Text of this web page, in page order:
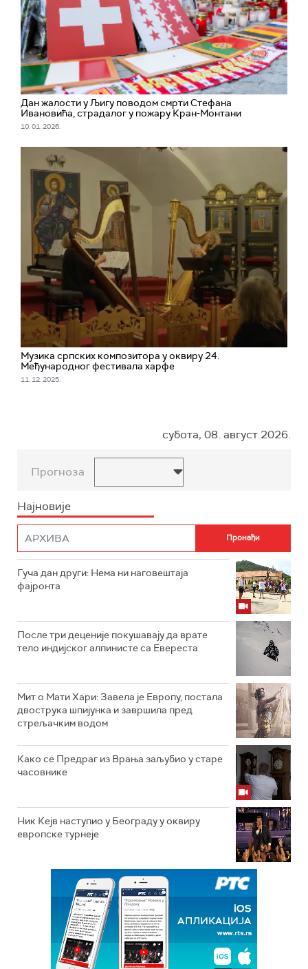
Дан жалости у Љигу поводом смрти Стефана
Ивановића, страдалог у пожару Кран-Монтани
10. 01. 2026.
Музика српских композитора у оквиру 24.
Међународног фестивала харфе
11. 12. 2025.
субота, 08. август 2026.
Прогноза
Најновије
Гуча дан други: Нема ни наговештаја
фајронта
После три деценије покушавају да врате
тело индијског алпинисте са Евереста
Мит о Мати Хари: Завела је Европу, постала
двострука шпијунка и завршила пред
стрељачким водом
Како се Предраг из Врања заљубио у старе
часовнике
Ник Кејв наступио у Београду у оквиру
европске турнеје